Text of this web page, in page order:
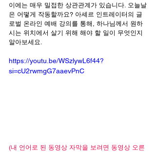
이에는 매우 밀접한 상관관계가 있습니다. 오늘날
은 어떻게 작동할까요? 아셰르 인트레이터의 글
로벌 온라인 예배 강의를 통해, 하나님께서 원하
시는 위치에서 살기 위해 해야 할 일이 무엇인지
알아보세요.
https://youtu.be/WSzlywL6f44?
si=cU2rwmgG7aaevPnC
(내 언어로 된 동영상 자막을 보려면 동영상 오른